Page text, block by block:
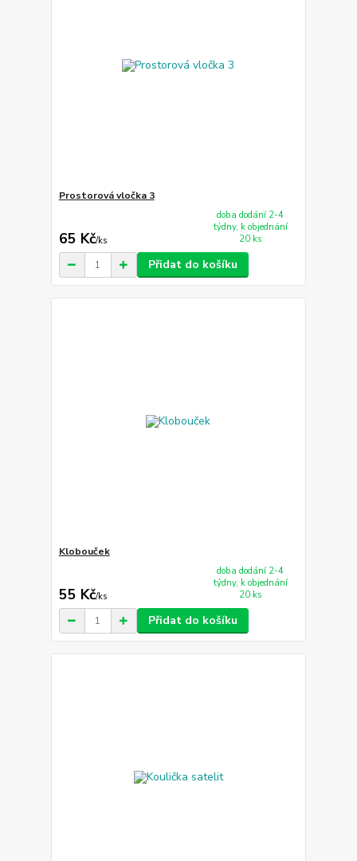
Prostorová vločka 3
65 Kč/ks
doba dodání 2-4
týdny, k objednání
20 ks
Přidat do košíku
Klobouček
55 Kč/ks
doba dodání 2-4
týdny, k objednání
20 ks
Přidat do košíku